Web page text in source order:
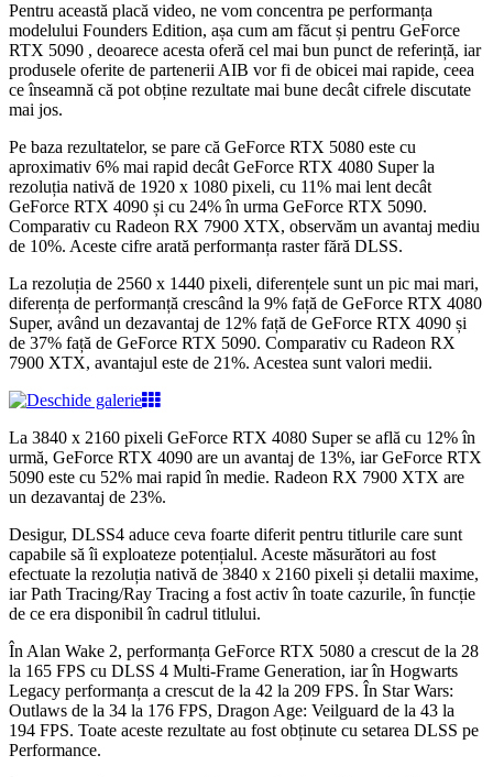
Pentru această placă video, ne vom concentra pe performanța
modelului Founders Edition, așa cum am făcut și pentru GeForce
RTX 5090 , deoarece acesta oferă cel mai bun punct de referință, iar
produsele oferite de partenerii AIB vor fi de obicei mai rapide, ceea
ce înseamnă că pot obține rezultate mai bune decât cifrele discutate
mai jos.
Pe baza rezultatelor, se pare că GeForce RTX 5080 este cu
aproximativ 6% mai rapid decât GeForce RTX 4080 Super la
rezoluția nativă de 1920 x 1080 pixeli, cu 11% mai lent decât
GeForce RTX 4090 și cu 24% în urma GeForce RTX 5090.
Comparativ cu Radeon RX 7900 XTX, observăm un avantaj mediu
de 10%. Aceste cifre arată performanța raster fără DLSS.
La rezoluția de 2560 x 1440 pixeli, diferențele sunt un pic mai mari,
diferența de performanță crescând la 9% față de GeForce RTX 4080
Super, având un dezavantaj de 12% față de GeForce RTX 4090 și
de 37% față de GeForce RTX 5090. Comparativ cu Radeon RX
7900 XTX, avantajul este de 21%. Acestea sunt valori medii.
La 3840 x 2160 pixeli GeForce RTX 4080 Super se află cu 12% în
urmă, GeForce RTX 4090 are un avantaj de 13%, iar GeForce RTX
5090 este cu 52% mai rapid în medie. Radeon RX 7900 XTX are
un dezavantaj de 23%.
Desigur, DLSS4 aduce ceva foarte diferit pentru titlurile care sunt
capabile să îi exploateze potențialul. Aceste măsurători au fost
efectuate la rezoluția nativă de 3840 x 2160 pixeli și detalii maxime,
iar Path Tracing/Ray Tracing a fost activ în toate cazurile, în funcție
de ce era disponibil în cadrul titlului.
În Alan Wake 2, performanța GeForce RTX 5080 a crescut de la 28
la 165 FPS cu DLSS 4 Multi-Frame Generation, iar în Hogwarts
Legacy performanța a crescut de la 42 la 209 FPS. În Star Wars:
Outlaws de la 34 la 176 FPS, Dragon Age: Veilguard de la 43 la
194 FPS. Toate aceste rezultate au fost obținute cu setarea DLSS pe
Performance.